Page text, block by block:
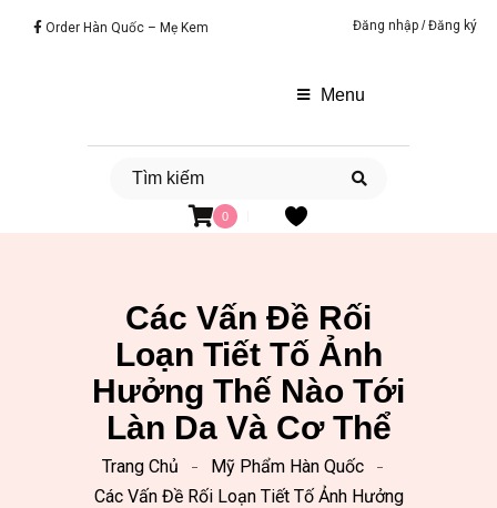
Order Hàn Quốc – Mẹ Kem Đăng nhập /Đăng ký
Menu
0
Các Vấn Đề Rối
Loạn Tiết Tố Ảnh
Hưởng Thế Nào Tới
Làn Da Và Cơ Thể
Trang Chủ
Mỹ Phẩm Hàn Quốc
Các Vấn Đề Rối Loạn Tiết Tố Ảnh Hưởng